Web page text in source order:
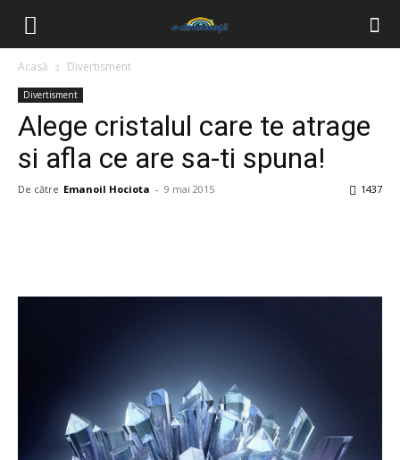
Acasă Divertisment
Divertisment
Alege cristalul care te atrage
si afla ce are sa-ti spuna!
De către Emanoil Hociota - 9 mai 2015 1437